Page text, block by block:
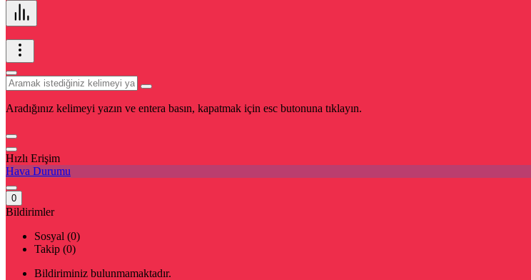
Aradığınız kelimeyi yazın ve entera basın, kapatmak için esc butonuna tıklayın.
Hızlı Erişim
Hava Durumu
0
Bildirimler
Sosyal (0)
Takip (0)
Bildiriminiz bulunmamaktadır.